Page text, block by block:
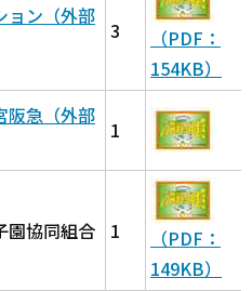
ョン（外部
3
（PDF：
154KB）
阪急（外部
1
園協同組合 1
（PDF：
149KB）